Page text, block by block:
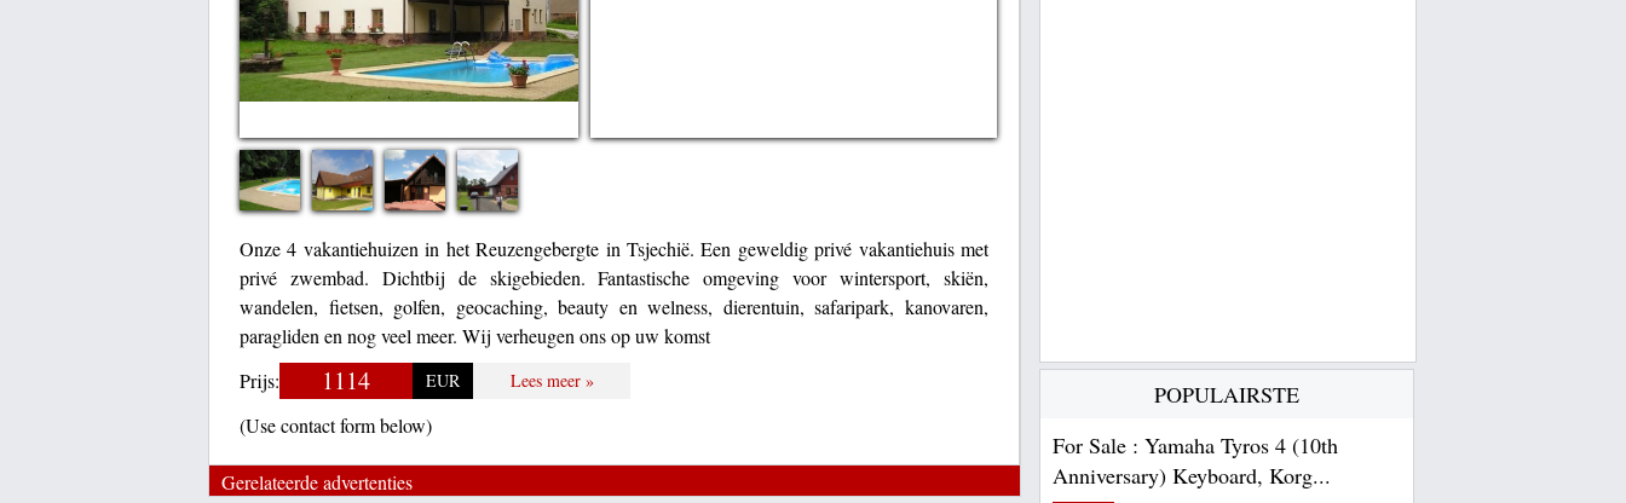
Onze 4 vakantiehuizen in het Reuzengebergte in Tsjechië. Een geweldig privé vakantiehuis met
privé zwembad. Dichtbij de skigebieden. Fantastische omgeving voor wintersport, skiën,
wandelen, fietsen, golfen, geocaching, beauty en welness, dierentuin, safaripark, kanovaren,
paragliden en nog veel meer. Wij verheugen ons op uw komst
Prijs:
1114 EUR Lees meer »
(Use contact form below)
Gerelateerde advertenties
POPULAIRSTE
For Sale : Yamaha Tyros 4 (10th
Anniversary) Keyboard, Korg...